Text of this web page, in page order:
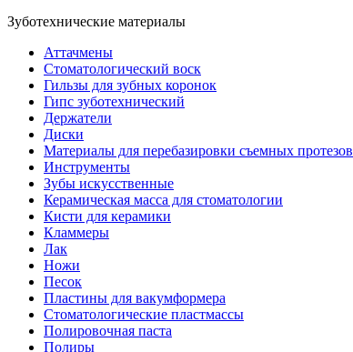
Зуботехнические материалы
Аттачмены
Стоматологический воск
Гильзы для зубных коронок
Гипс зуботехнический
Держатели
Диски
Материалы для перебазировки съемных протезов
Инструменты
Зубы искусственные
Керамическая масса для стоматологии
Кисти для керамики
Кламмеры
Лак
Ножи
Песок
Пластины для вакумформера
Стоматологические пластмассы
Полировочная паста
Полиры